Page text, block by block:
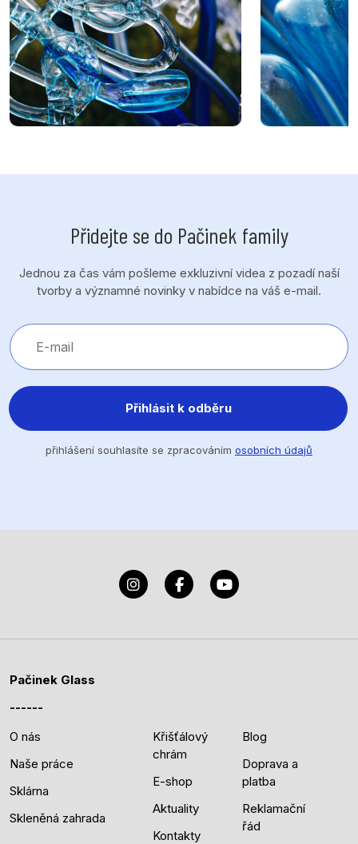
Přidejte se do Pačinek family
Jednou za čas vám pošleme exkluzivní videa z pozadí naší
tvorby a významné novinky v nabídce na váš e-mail.
Přihlásit k odběru
přihlášení souhlasíte se zpracováním osobních údajů
Pačinek Glass
O nás
Naše práce
Sklárna
Skleněná zahrada
Křišťálový
chrám
E-shop
Aktuality
Kontakty
Blog
Doprava a
platba
Reklamační
řád